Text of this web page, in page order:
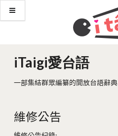
iTaigi愛台語
一部集結群眾編纂的開放台語辭典
維修公告